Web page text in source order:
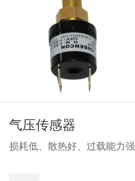
气压传感器
损耗低、散热好、过载能力强